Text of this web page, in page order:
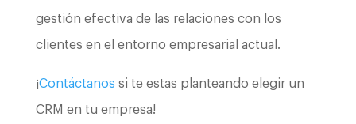
gestión efectiva de las relaciones con los
clientes en el entorno empresarial actual.
¡Contáctanos si te estas planteando elegir un
CRM en tu empresa!